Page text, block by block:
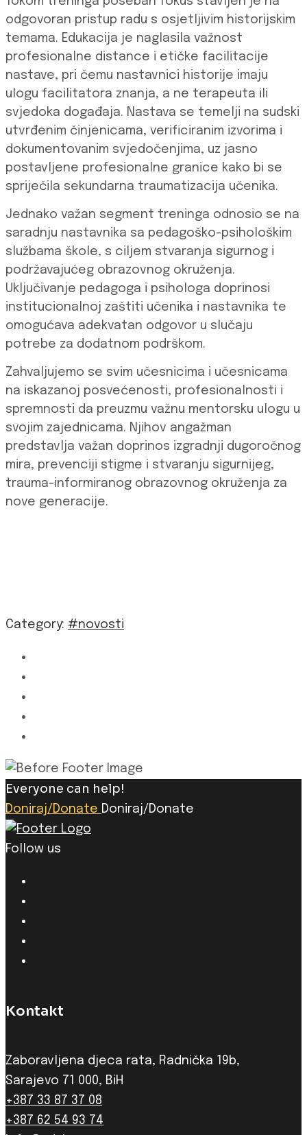
odgovoran pristup radu s osjetljivim historijskim
temama. Edukacija je naglasila važnost
profesionalne distance i etičke facilitacije
nastave, pri čemu nastavnici historije imaju
ulogu facilitatora znanja, a ne terapeuta ili
svjedoka događaja. Nastava se temelji na sudski
utvrđenim činjenicama, verificiranim izvorima i
dokumentovanim svjedočenjima, uz jasno
postavljene profesionalne granice kako bi se
spriječila sekundarna traumatizacija učenika.
Jednako važan segment treninga odnosio se na
saradnju nastavnika sa pedagoško-psihološkim
službama škole, s ciljem stvaranja sigurnog i
podržavajućeg obrazovnog okruženja.
Uključivanje pedagoga i psihologa doprinosi
institucionalnoj zaštiti učenika i nastavnika te
omogućava adekvatan odgovor u slučaju
potrebe za dodatnom podrškom.
Zahvaljujemo se svim učesnicima i učesnicama
na iskazanoj posvećenosti, profesionalnosti i
spremnosti da preuzmu važnu mentorsku ulogu u
svojim zajednicama. Njihov angažman
predstavlja važan doprinos izgradnji dugoročnog
mira, prevenciji stigme i stvaranju sigurnijeg,
trauma-informiranog obrazovnog okruženja za
nove generacije.
Category: #novosti
Everyone can help!
Doniraj/Donate Doniraj/Donate
Follow us
Kontakt
Zaboravljena djeca rata, Radnička 19b,
Sarajevo 71 000, BiH
+387 33 87 37 08
+387 62 54 93 74